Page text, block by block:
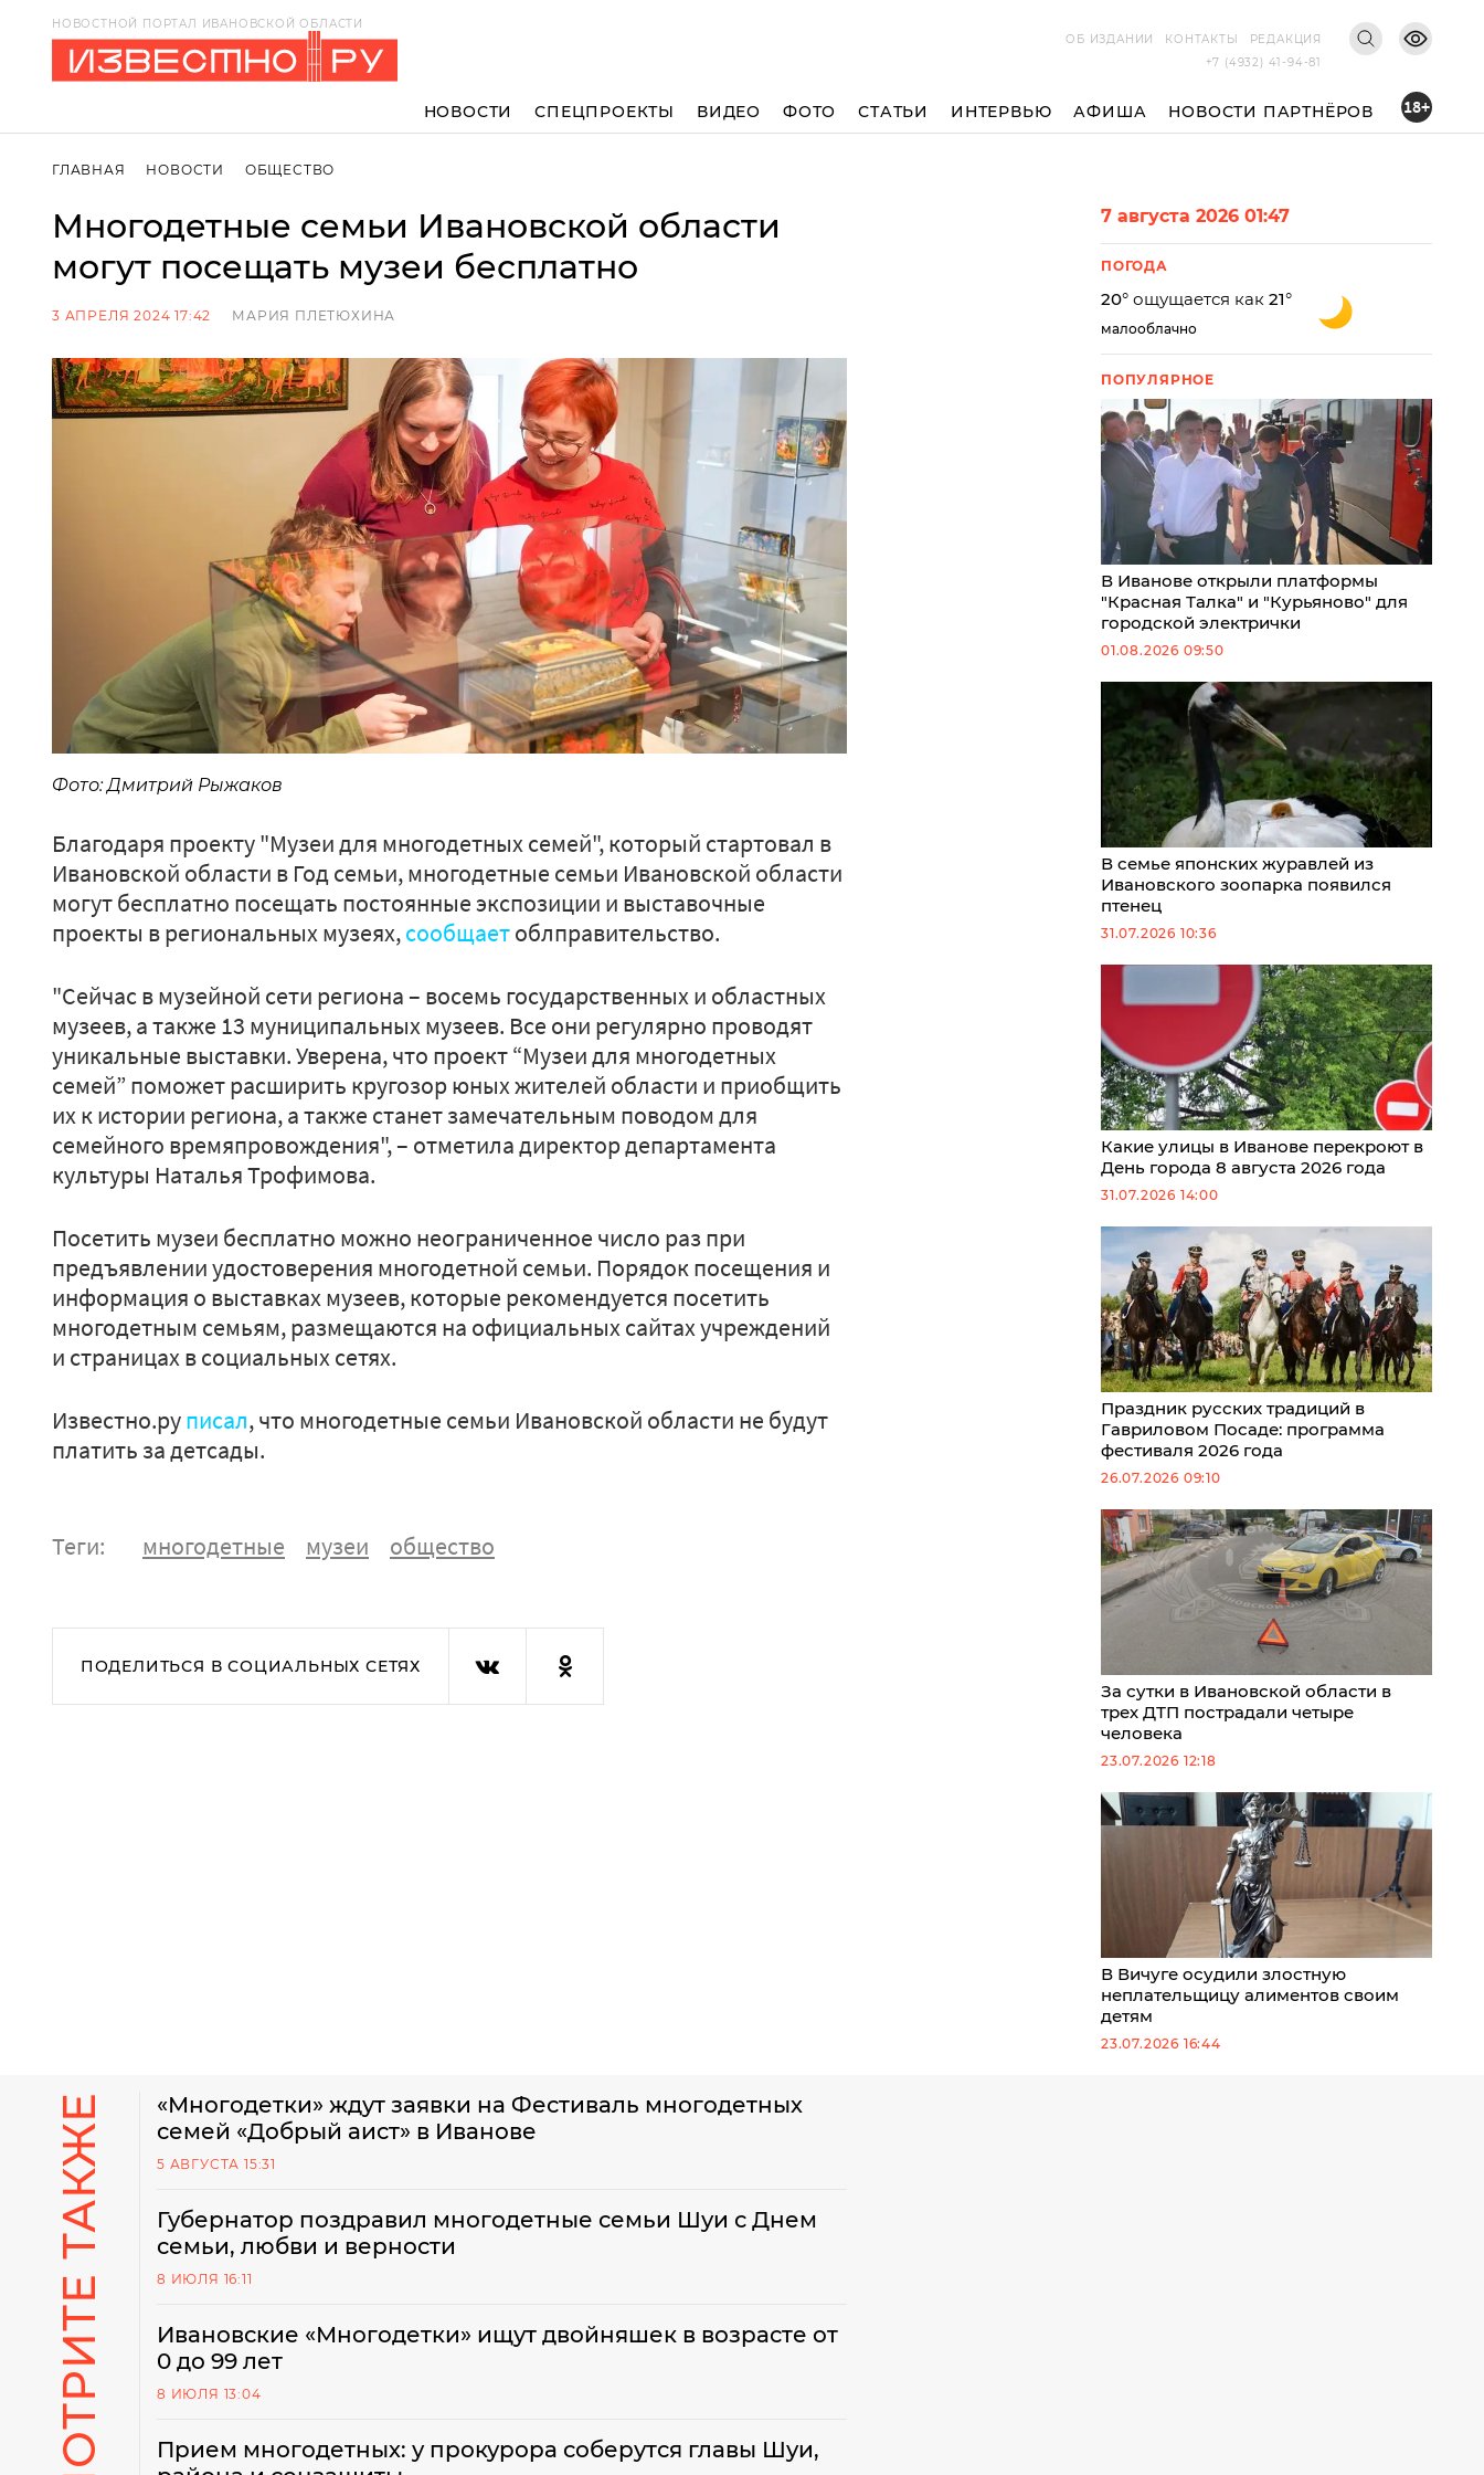
НОВОСТНОЙ ПОРТАЛ ИВАНОВСКОЙ ОБЛАСТИ
ОБ ИЗДАНИИ
КОНТАКТЫ
РЕДАКЦИЯ
+7 (4932) 41-94-81
НОВОСТИ СПЕЦПРОЕКТЫ ВИДЕО ФОТО СТАТЬИ ИНТЕРВЬЮ АФИША НОВОСТИ ПАРТНЁРОВ 18+
ГЛАВНАЯ НОВОСТИ ОБЩЕСТВО
Многодетные семьи Ивановской области
могут посещать музеи бесплатно
3 АПРЕЛЯ 2024 17:42 МАРИЯ ПЛЕТЮХИНА
Фото: Дмитрий Рыжаков
Благодаря проекту "Музеи для многодетных семей", который стартовал в
Ивановской области в Год семьи, многодетные семьи Ивановской области
могут бесплатно посещать постоянные экспозиции и выставочные
проекты в региональных музеях,сообщаетоблправительство.
"Сейчас в музейной сети региона – восемь государственных и областных
музеев, а также 13 муниципальных музеев. Все они регулярно проводят
уникальные выставки. Уверена, что проект “Музеи для многодетных
семей” поможет расширить кругозор юных жителей области и приобщить
их к истории региона, а также станет замечательным поводом для
семейного времяпровождения", – отметила директор департамента
культуры Наталья Трофимова.
Посетить музеи бесплатно можно неограниченное число раз при
предъявлении удостоверения многодетной семьи. Порядок посещения и
информация о выставках музеев, которые рекомендуется посетить
многодетным семьям, размещаются на официальных сайтах учреждений
и страницах в социальных сетях.
Известно.руписал, что многодетные семьи Ивановской области не будут
платить за детсады.
Теги: многодетные музеи общество
ПОДЕЛИТЬСЯ В СОЦИАЛЬНЫХ СЕТЯХ
7 августа 2026 01:47
ПОГОДА
20° ощущается как 21°
малооблачно
ПОПУЛЯРНОЕ
В Иванове открыли платформы
"Красная Талка" и "Курьяново" для
городской электрички
01.08.2026 09:50
В семье японских журавлей из
Ивановского зоопарка появился
птенец
31.07.2026 10:36
Какие улицы в Иванове перекроют в
День города 8 августа 2026 года
31.07.2026 14:00
Праздник русских традиций в
Гавриловом Посаде: программа
фестиваля 2026 года
26.07.2026 09:10
За сутки в Ивановской области в
трех ДТП пострадали четыре
человека
23.07.2026 12:18
В Вичуге осудили злостную
неплательщицу алиментов своим
детям
23.07.2026 16:44
СМОТРИТЕ ТАКЖЕ
«Многодетки» ждут заявки на Фестиваль многодетных
семей «Добрый аист» в Иванове
5 АВГУСТА 15:31
Губернатор поздравил многодетные семьи Шуи с Днем
семьи, любви и верности
8 ИЮЛЯ 16:11
Ивановские «Многодетки» ищут двойняшек в возрасте от
0 до 99 лет
8 ИЮЛЯ 13:04
Прием многодетных: у прокурора соберутся главы Шуи,